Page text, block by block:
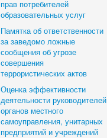
прав потребителей
образовательных услуг
Памятка об ответственности
за заведомо ложные
сообщения об угрозе
совершения
террористических актов
Оценка эффективности
деятельности руководителей
органов местного
самоуправления, унитарных
предприятий и учреждений